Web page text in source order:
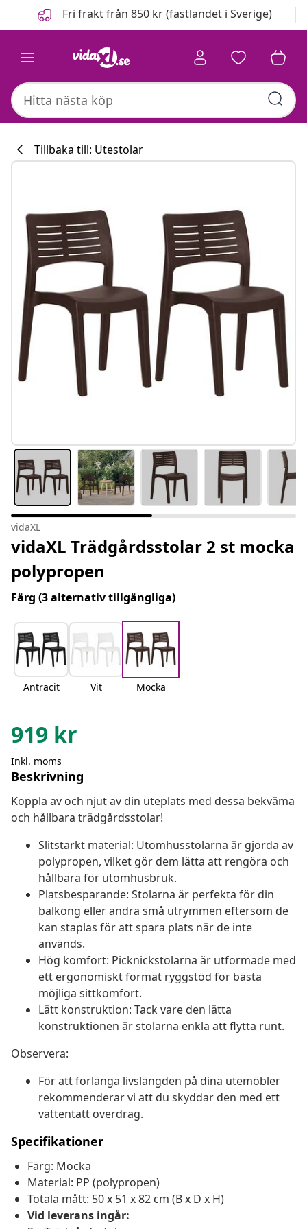
FöregåendeFri frakt från 850 kr (fastlandet i Sverige)
Tillbaka till: Utestolar
vidaXL
vidaXL Trädgårdsstolar 2 st mocka
polypropen
Färg (3 alternativ tillgängliga)
Antracit Vit Mocka
919 kr
Inkl. moms
Beskrivning
Koppla av och njut av din uteplats med dessa bekväma
och hållbara trädgårdsstolar!
Slitstarkt material: Utomhusstolarna är gjorda av
polypropen, vilket gör dem lätta att rengöra och
hållbara för utomhusbruk.
Platsbesparande: Stolarna är perfekta för din
balkong eller andra små utrymmen eftersom de
kan staplas för att spara plats när de inte
används.
Hög komfort: Picknickstolarna är utformade med
ett ergonomiskt format ryggstöd för bästa
möjliga sittkomfort.
Lätt konstruktion: Tack vare den lätta
konstruktionen är stolarna enkla att flytta runt.
Observera:
För att förlänga livslängden på dina utemöbler
rekommenderar vi att du skyddar den med ett
vattentätt överdrag.
Specifikationer
Färg: Mocka
Material: PP (polypropen)
Totala mått: 50 x 51 x 82 cm (B x D x H)
Vid leverans ingår: